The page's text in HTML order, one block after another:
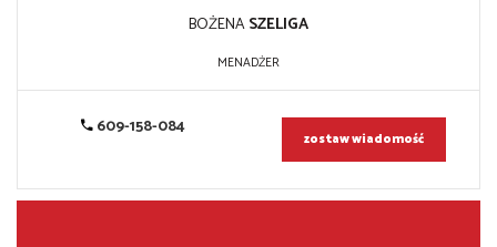
BOŻENASZELIGA
MENADŻER
609-158-084 zostaw wiadomość